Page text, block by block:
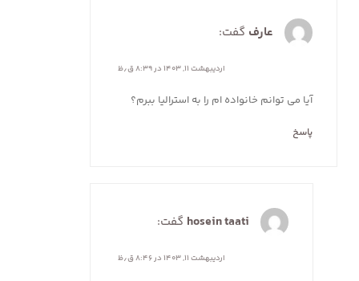
عارف گفت:
اردیبهشت ۱۱, ۱۴۰۳ در ۸:۳۹ ق٫ظ
آیا می توانم خانواده ام را به استرالیا ببرم؟
پاسخ
hosein taati گفت:
اردیبهشت ۱۱, ۱۴۰۳ در ۸:۴۶ ق٫ظ